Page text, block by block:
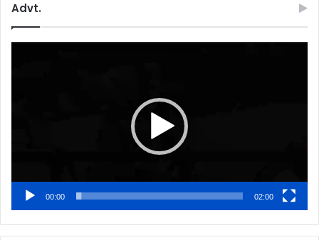
Advt.
00:00 02:00